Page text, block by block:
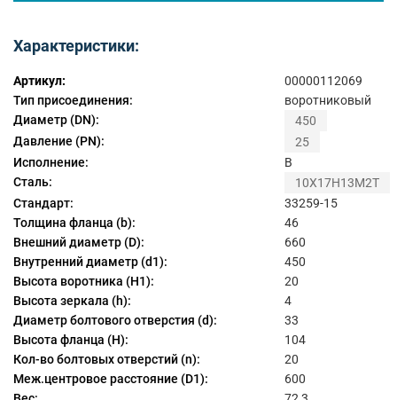
Характеристики:
Артикул:
00000112069
Тип присоединения:
воротниковый
Диаметр (DN):
450
Давление (PN):
25
Исполнение:
B
Сталь:
10Х17Н13М2Т
Стандарт:
33259-15
Толщина фланца (b):
46
Внешний диаметр (D):
660
Внутренний диаметр (d1):
450
Высота воротника (H1):
20
Высота зеркала (h):
4
Диаметр болтового отверстия (d):
33
Высота фланца (H):
104
Кол-во болтовых отверстий (n):
20
Меж.центровое расстояние (D1):
600